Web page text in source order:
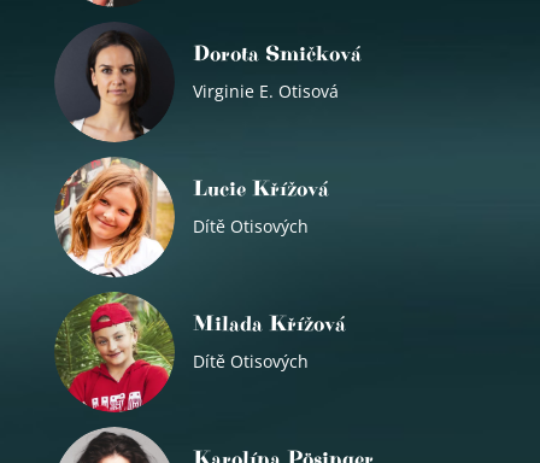
Dorota Smičková
Virginie E. Otisová
Lucie Křížová
Dítě Otisových
Milada Křížová
Dítě Otisových